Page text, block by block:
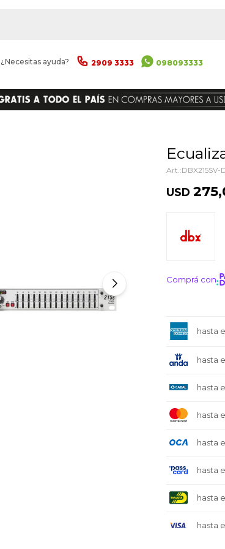
¿Necesitas ayuda? 2909 3333 098093333
DBX215SV-
USD
Comprá con
hasta
hasta
hasta
hasta
hasta
hasta
hasta
hasta